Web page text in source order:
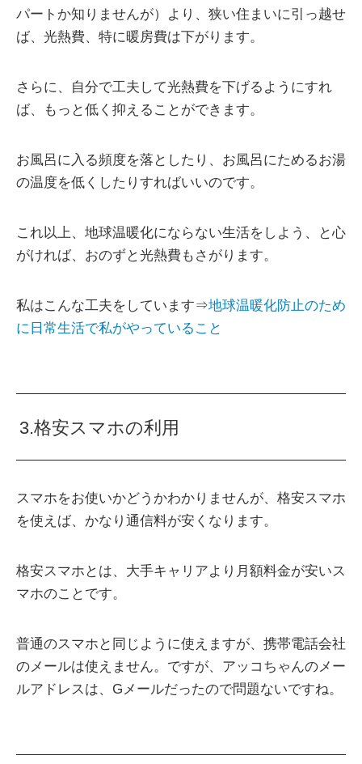
パートか知りませんが）より、狭い住まいに引っ越せ
ば、光熱費、特に暖房費は下がります。
さらに、自分で工夫して光熱費を下げるようにすれ
ば、もっと低く抑えることができます。
お風呂に入る頻度を落としたり、お風呂にためるお湯
の温度を低くしたりすればいいのです。
これ以上、地球温暖化にならない生活をしよう、と心
がければ、おのずと光熱費もさがります。
私はこんな工夫をしています⇒地球温暖化防止のため
に日常生活で私がやっていること
3.格安スマホの利用
スマホをお使いかどうかわかりませんが、格安スマホ
を使えば、かなり通信料が安くなります。
格安スマホとは、大手キャリアより月額料金が安いス
マホのことです。
普通のスマホと同じように使えますが、携帯電話会社
のメールは使えません。ですが、アッコちゃんのメー
ルアドレスは、Gメールだったので問題ないですね。